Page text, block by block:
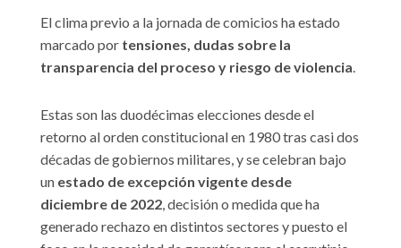
El clima previo a la jornada de comicios ha estado
marcado por tensiones, dudas sobre la
transparencia del proceso y riesgo de violencia.
Estas son las duodécimas elecciones desde el
retorno al orden constitucional en 1980 tras casi dos
décadas de gobiernos militares, y se celebran bajo
un estado de excepción vigente desde
diciembre de 2022, decisión o medida que ha
generado rechazo en distintos sectores y puesto el